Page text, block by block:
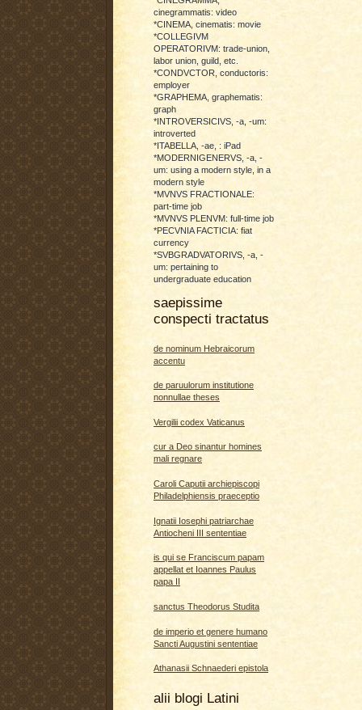
cinegrammatis: video
*CINEMA, cinematis: movie
*COLLEGIVM
OPERATORIVM: trade-union,
labor union, guild, etc.
*CONDVCTOR, conductoris:
employer
*GRAPHEMA, graphematis:
graph
*INTROVERSICIVS, -a, -um:
introverted
*ITABELLA, -ae, : iPad
*MODERNIGENERVS, -a, -
um: using a modern style, in a
modern style
*MVNVS FRACTIONALE:
part-time job
*MVNVS PLENVM: full-time job
*PECVNIA FACTICIA: fiat
currency
*SVBGRADVATORIVS, -a, -
um: pertaining to
undergraduate education
saepissime
conspecti tractatus
de nominum Hebraicorum
accentu
de paruulorum institutione
nonnullae theses
Vergilii codex Vaticanus
cur a Deo sinantur homines
mali regnare
Caroli Caputii archiepiscopi
Philadelphiensis praeceptio
Ignatii Iosephi patriarchae
Antiocheni III sententiae
is qui se Franciscum papam
appellat et Ioannes Paulus
papa II
sanctus Theodorus Studita
de imperio et genere humano
Sancti Augustini sententiae
Athanasii Schnaederi epistola
alii blogi Latini